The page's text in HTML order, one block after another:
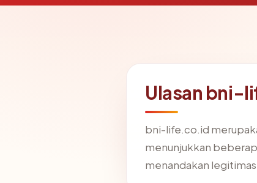
Ulasan bni-
bni-life.co.id
menunjukkan
menandakan